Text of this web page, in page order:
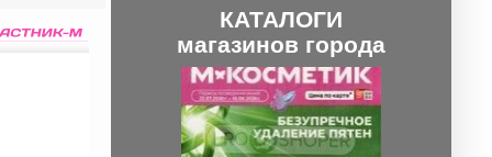
КАТАЛОГИ
магазинов города